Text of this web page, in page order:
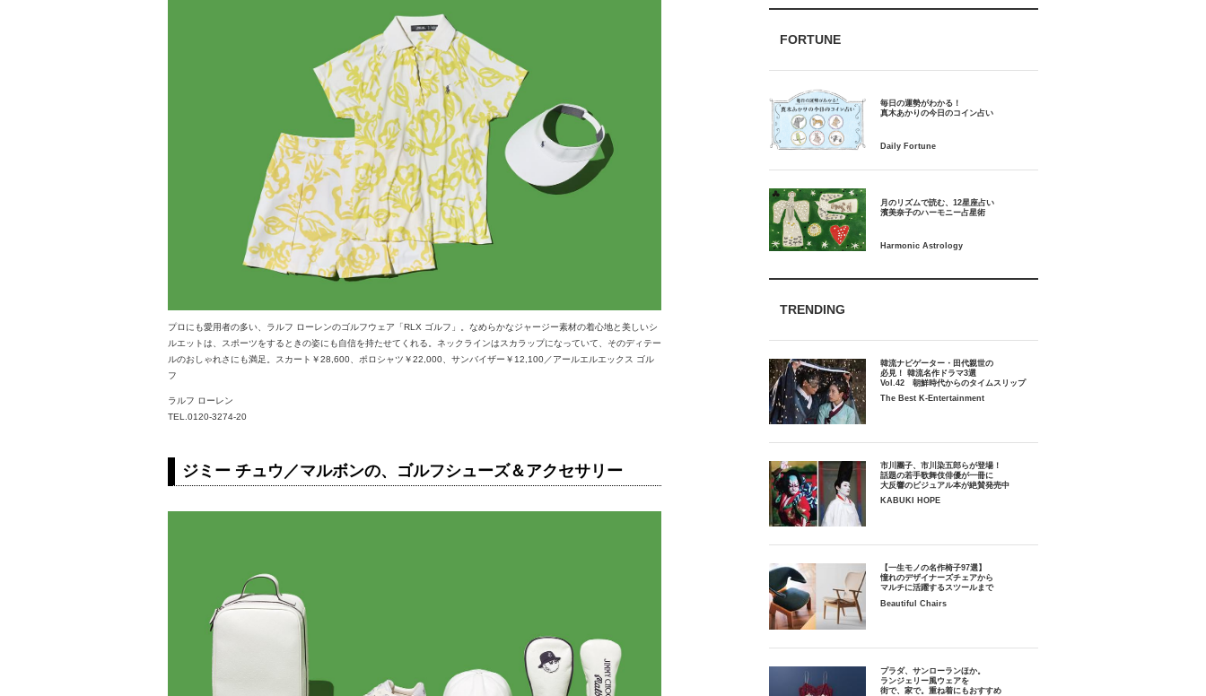
プロにも愛用者の多い、ラルフ ローレンのゴルフウェア「RLX ゴルフ」。なめらかなジャージー素材の着心地と美しいシ
ルエットは、スポーツをするときの姿にも自信を持たせてくれる。ネックラインはスカラップになっていて、そのディテー
ルのおしゃれさにも満足。スカート￥28,600、ポロシャツ￥22,000、サンバイザー￥12,100／アールエルエックス ゴル
フ
ラルフ ローレン
TEL.0120-3274-20
ジミー チュウ／マルボンの、ゴルフシューズ＆アクセサリー
FORTUNE
毎日の運勢がわかる！
月のリズムで読む、12星座占い
TRENDING
韓流ナビゲーター・田代親世の
必見！ 韓流名作ドラマ3選
Vol.42 朝鮮時代からのタイムスリップ
The Best K-Entertainment
市川團子、市川染五郎らが登場！
話題の若手歌舞伎俳優が一冊に
大反響のビジュアル本が絶賛発売中
KABUKI HOPE
【一生モノの名作椅子97選】
憧れのデザイナーズチェアから
マルチに活躍するスツールまで
Beautiful Chairs
プラダ、サンローランほか。
ランジェリー風ウェアを
街で、家で。重ね着にもおすすめ